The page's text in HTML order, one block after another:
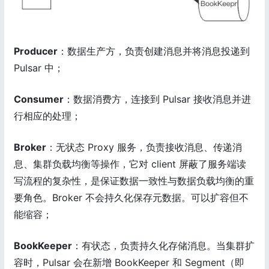
Producer ：数据生产方，负责创建消息并将消息投递到
Pulsar 中；
Consumer ：数据消费方，连接到 Pulsar 接收消息并进
行相应的处理；
Broker ：无状态 Proxy 服务，负责接收消息、传递消
息、集群负载均衡等操作，它对 client 屏蔽了服务端读
写流程的复杂性，是保证数据一致性与数据负载均衡的重
要角色。Broker 不会持久化保存元数据。可以扩容但不
能缩容；
BookKeeper ：有状态，负责持久化存储消息。当集群扩
容时，Pulsar 会在新增 BookKeeper 和 Segment（即